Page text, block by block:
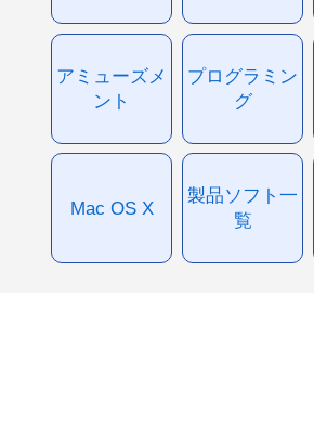
アミューズメ
ント
プログラミン
グ
Mac OS X
製品ソフト一
覧